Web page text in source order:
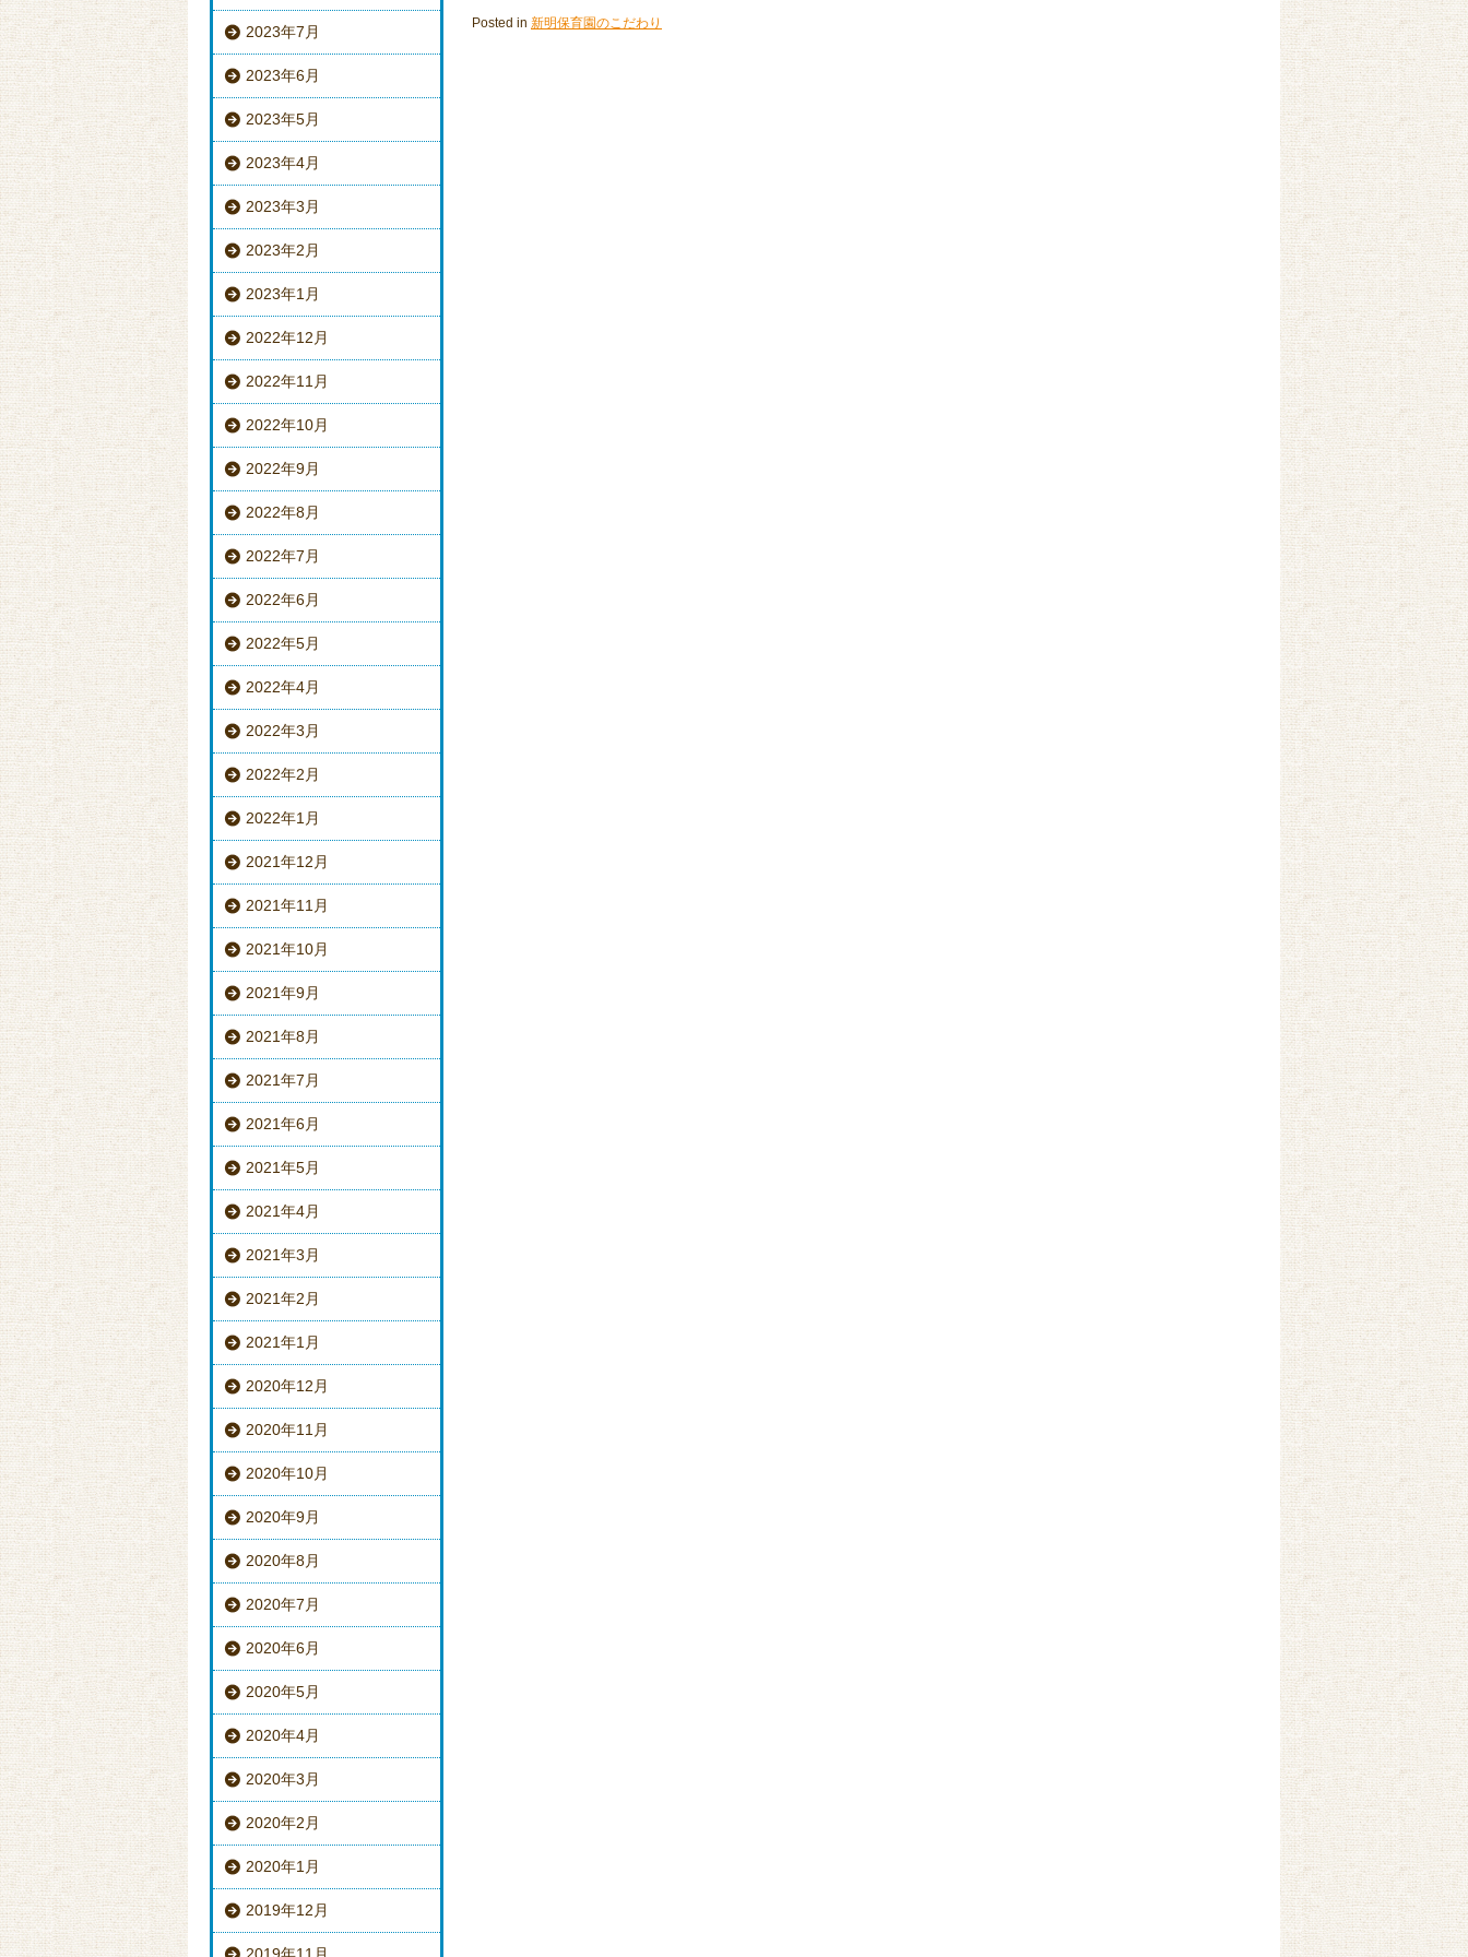
2023年7月
2023年6月
2023年5月
2023年4月
2023年3月
2023年2月
2023年1月
2022年12月
2022年11月
2022年10月
2022年9月
2022年8月
2022年7月
2022年6月
2022年5月
2022年4月
2022年3月
2022年2月
2022年1月
2021年12月
2021年11月
2021年10月
2021年9月
2021年8月
2021年7月
2021年6月
2021年5月
2021年4月
2021年3月
2021年2月
2021年1月
2020年12月
2020年11月
2020年10月
2020年9月
2020年8月
2020年7月
2020年6月
2020年5月
2020年4月
2020年3月
2020年2月
2020年1月
2019年12月
Posted in 新明保育園のこだわり